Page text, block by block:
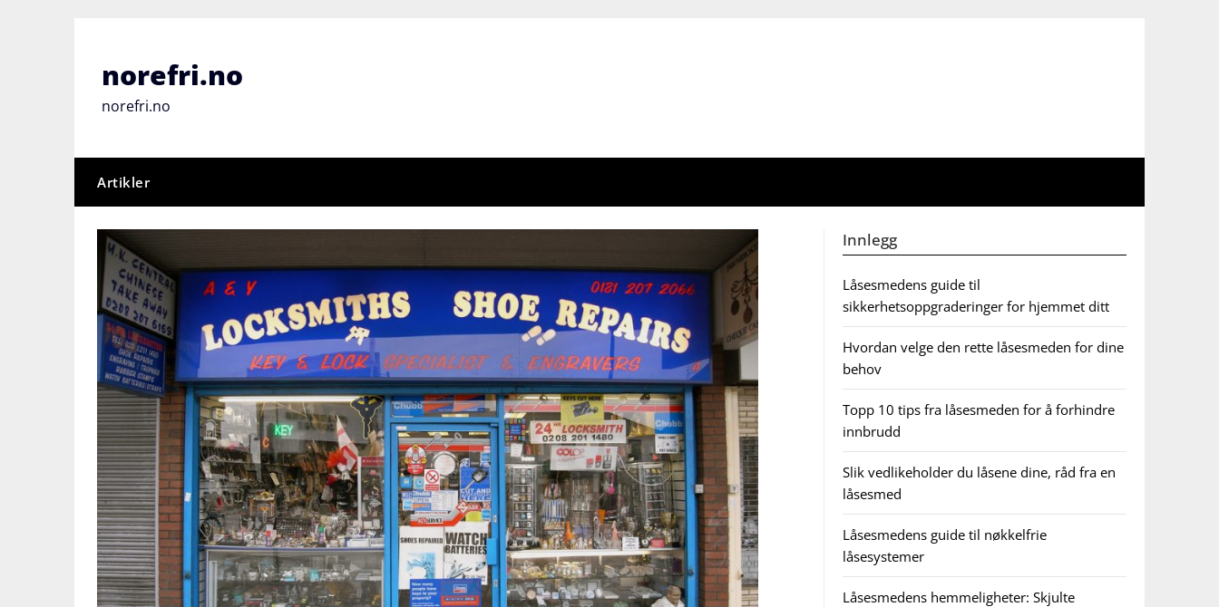
norefri.no
norefri.no
Artikler
Innlegg
Låsesmedens guide til
sikkerhetsoppgraderinger for hjemmet ditt
Hvordan velge den rette låsesmeden for dine
behov
Topp 10 tips fra låsesmeden for å forhindre
innbrudd
Slik vedlikeholder du låsene dine, råd fra en
låsesmed
Låsesmedens guide til nøkkelfrie
låsesystemer
Låsesmedens hemmeligheter: Skjulte